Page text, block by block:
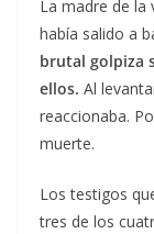
La madre de la
había salido a
brutal golpiza
ellos. Al
reaccionaba.
muerte.
Los testigos
tres de los